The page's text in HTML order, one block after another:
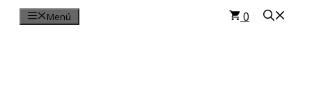
0
Menú